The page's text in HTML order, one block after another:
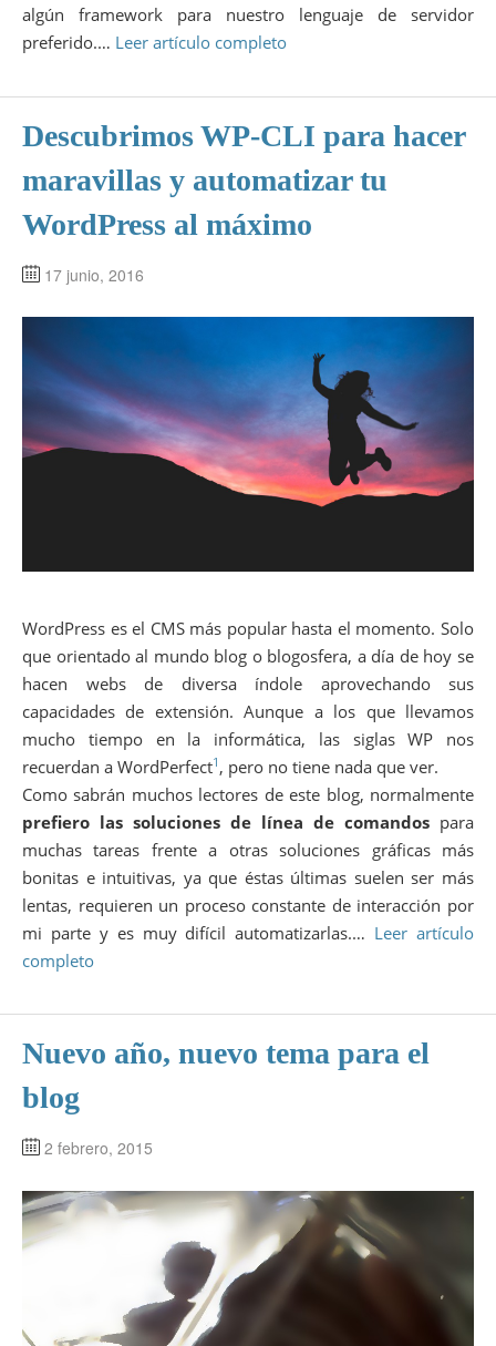
algún framework para nuestro lenguaje de servidor
preferido.… Leer artículo completo
Descubrimos WP-CLI para hacer
maravillas y automatizar tu
WordPress al máximo
17 junio, 2016
WordPress es el CMS más popular hasta el momento. Solo
que orientado al mundo blog o blogosfera, a día de hoy se
hacen webs de diversa índole aprovechando sus
capacidades de extensión. Aunque a los que llevamos
mucho tiempo en la informática, las siglas WP nos
recuerdan a WordPerfect1 , pero no tiene nada que ver.
Como sabrán muchos lectores de este blog, normalmente
prefiero las soluciones de línea de comandos para
muchas tareas frente a otras soluciones gráficas más
bonitas e intuitivas, ya que éstas últimas suelen ser más
lentas, requieren un proceso constante de interacción por
mi parte y es muy difícil automatizarlas.… Leer artículo
completo
Nuevo año, nuevo tema para el
blog
2 febrero, 2015